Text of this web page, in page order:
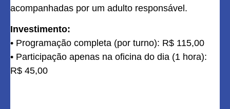
acompanhadas por um adulto responsável.
Investimento:
• Programação completa (por turno): R$ 115,00
• Participação apenas na oficina do dia (1 hora):
R$ 45,00